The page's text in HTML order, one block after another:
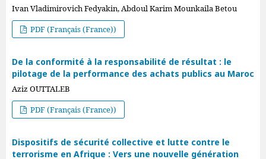
Ivan Vladimirovich Fedyakin, Abdoul Karim Mounkaila Betou
PDF (Français (France))
De la conformité à la responsabilité de résultat : le
pilotage de la performance des achats publics au Maroc
Aziz OUTTALEB
PDF (Français (France))
Dispositifs de sécurité collective et lutte contre le
terrorisme en Afrique : Vers une nouvelle génération